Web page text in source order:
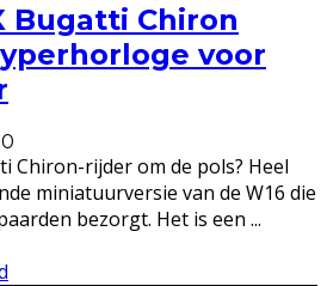
Bugatti Chiron
voor
Chiron-rijder om de pols? Heel
miniatuurversie van de W16 die
bezorgt. Het is een ...